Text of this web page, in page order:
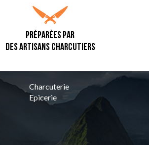
PRÉPARÉES PAR
DES ARTISANS CHARCUTIERS
Charcuterie
Epicerie